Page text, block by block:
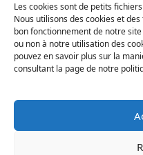
Les cookies sont de petits
Nous utilisons des cookies et
bon fonctionnement de notre
ou non à notre utilisation des
pouvez en savoir plus sur la
consultant la page de notre
Inscrivez-vous
à notre newsletter